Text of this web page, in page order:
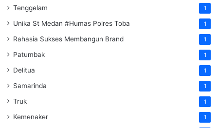
Tenggelam 1
Unika St Medan #Humas Polres Toba 1
Rahasia Sukses Membangun Brand 1
Patumbak 1
Delitua 1
Samarinda 1
Truk 1
Kemenaker 1